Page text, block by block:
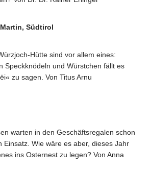
Südtirol
Hütte sind vor allem eines:
Speckknödeln und Würstchen fällt es
zu sagen. Von Titus Arnu
warten in den Geschäftsregalen schon
Einsatz. Wie wäre es aber, dieses Jahr
ins Osternest zu legen? Von Anna